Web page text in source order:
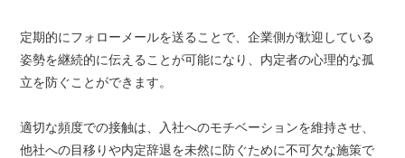
定期的にフォローメールを送ることで、企業側が歓迎している
姿勢を継続的に伝えることが可能になり、内定者の心理的な孤
立を防ぐことができます。
適切な頻度での接触は、入社へのモチベーションを維持させ、
他社への目移りや内定辞退を未然に防ぐために不可欠な施策で